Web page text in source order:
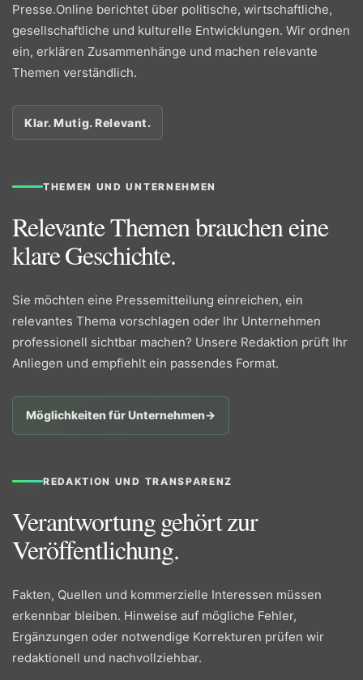
Presse.Online berichtet über politische, wirtschaftliche,
gesellschaftliche und kulturelle Entwicklungen. Wir ordnen
ein, erklären Zusammenhänge und machen relevante
Themen verständlich.
Klar. Mutig. Relevant.
THEMEN UND UNTERNEHMEN
Relevante Themen brauchen eine
klare Geschichte.
Sie möchten eine Pressemitteilung einreichen, ein
relevantes Thema vorschlagen oder Ihr Unternehmen
professionell sichtbar machen? Unsere Redaktion prüft Ihr
Anliegen und empfiehlt ein passendes Format.
Möglichkeiten für Unternehmen→
REDAKTION UND TRANSPARENZ
Verantwortung gehört zur
Veröffentlichung.
Fakten, Quellen und kommerzielle Interessen müssen
erkennbar bleiben. Hinweise auf mögliche Fehler,
Ergänzungen oder notwendige Korrekturen prüfen wir
redaktionell und nachvollziehbar.